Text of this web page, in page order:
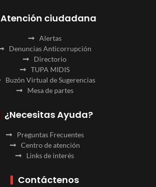
Atención ciudadana
Alertas
Denuncias Anticorrupción
Directorio
TUPA MIDIS
Buzón Virtual de Sugerencias
Mesa de partes
¿Necesitas Ayuda?
Preguntas Frecuentes
Centro de atención
Links de interés
Contáctenos